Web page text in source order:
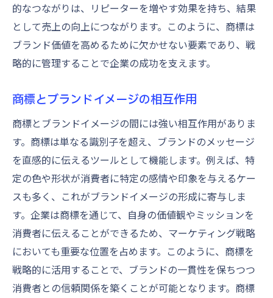
的なつながりは、リピーターを増やす効果を持ち、結果
として売上の向上につながります。このように、商標は
ブランド価値を高めるために欠かせない要素であり、戦
略的に管理することで企業の成功を支えます。
商標とブランドイメージの相互作用
商標とブランドイメージの間には強い相互作用がありま
す。商標は単なる識別子を超え、ブランドのメッセージ
を直感的に伝えるツールとして機能します。例えば、特
定の色や形状が消費者に特定の感情や印象を与えるケー
スも多く、これがブランドイメージの形成に寄与しま
す。企業は商標を通じて、自身の価値観やミッションを
消費者に伝えることができるため、マーケティング戦略
においても重要な位置を占めます。このように、商標を
戦略的に活用することで、ブランドの一貫性を保ちつつ
消費者との信頼関係を築くことが可能となります。商標